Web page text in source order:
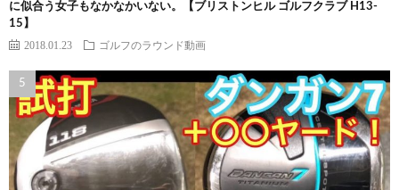
に似合う女子もなかなかいない。【ブリストンヒル ゴルフクラブ H13-
15】
2018.01.23 ゴルフのラウンド動画